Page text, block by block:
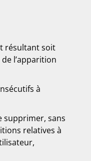
résultant soit
l’apparition
à
supprimer, sans
relatives à